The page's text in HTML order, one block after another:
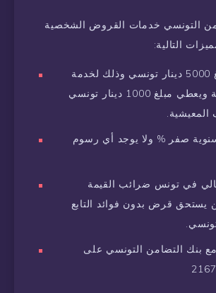
التونسي خدمات القروض الشخصية
التالية:
يعطي البنك مبلغ 5000 دينار تونسي وذلك لخدمة
الأنشطة الإنتاجية ويعطي مبلغ 1000 دينار تونسي
صفر % ولا يوجد أي رسوم
في تونس ضرائب القيمة
يستحق قرض بدون فوائد التابع
بنك التضامن التونسي على